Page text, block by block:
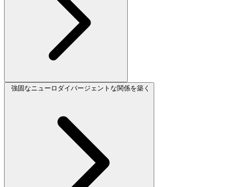
強固なニューロダイバージェントな関係を築く